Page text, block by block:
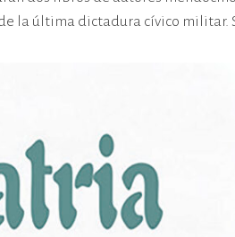
la última dictadura cívico militar.